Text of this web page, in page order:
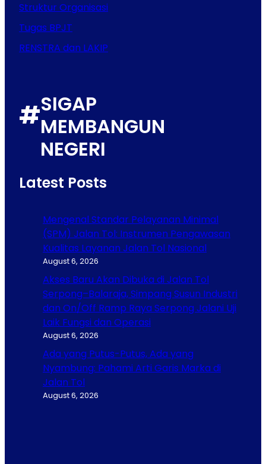
Struktur Organisasi
Tugas BPJT
RENSTRA dan LAKIP
#SIGAP
MEMBANGUN
NEGERI
Latest Posts
Mengenal Standar Pelayanan Minimal
(SPM) Jalan Tol: Instrumen Pengawasan
Kualitas Layanan Jalan Tol Nasional
August 6, 2026
Akses Baru Akan Dibuka di Jalan Tol
Serpong–Balaraja, Simpang Susun Industri
dan On/Off Ramp Raya Serpong Jalani Uji
Laik Fungsi dan Operasi
August 6, 2026
Ada yang Putus-Putus, Ada yang
Nyambung: Pahami Arti Garis Marka di
Jalan Tol
August 6, 2026